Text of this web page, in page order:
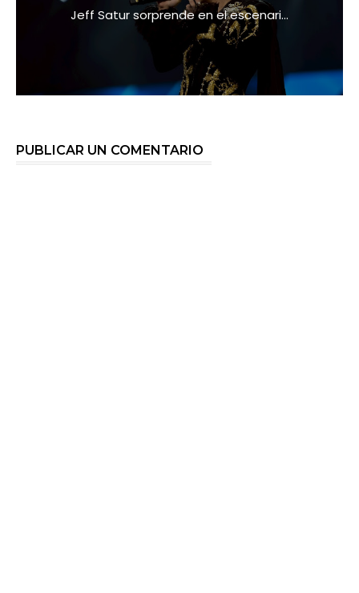
Jeff Satur sorprende en el escenari...
PUBLICAR UN COMENTARIO